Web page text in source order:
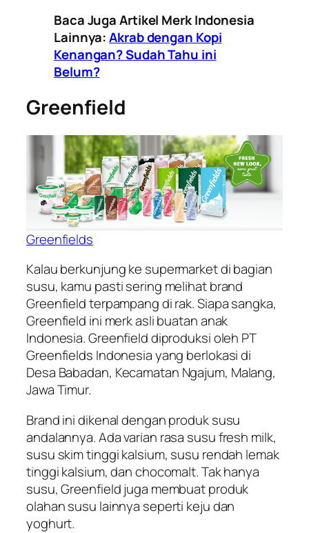
Baca Juga Artikel Merk Indonesia
Lainnya:Akrab dengan Kopi
Kenangan? Sudah Tahu ini
Belum?
Greenfield
Greenfields
Kalau berkunjung ke supermarket di bagian
susu, kamu pasti sering melihat brand
Greenfield terpampang di rak. Siapa sangka,
Greenfield ini merk asli buatan anak
Indonesia. Greenfield diproduksi oleh PT
Greenfields Indonesia yang berlokasi di
Desa Babadan, Kecamatan Ngajum, Malang,
Jawa Timur.
Brand ini dikenal dengan produk susu
andalannya. Ada varian rasa susu fresh milk,
susu skim tinggi kalsium, susu rendah lemak
tinggi kalsium, dan chocomalt. Tak hanya
susu, Greenfield juga membuat produk
olahan susu lainnya seperti keju dan
yoghurt.